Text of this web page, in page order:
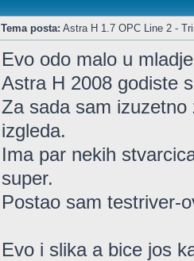
Tema posta: Astra H 1.7 OPC Line 2 -
Evo odo malo u
Astra H 2008 godiste
Za sada sam
izgleda.
Ima par nekih
super.
Postao sam testriver-
Evo i slika a bice jos